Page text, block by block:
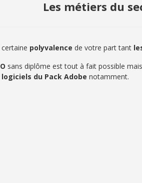
Les métiers du
polyvalence de votre part tant
sans diplôme est tout à fait possible
du Pack Adobe notamment.